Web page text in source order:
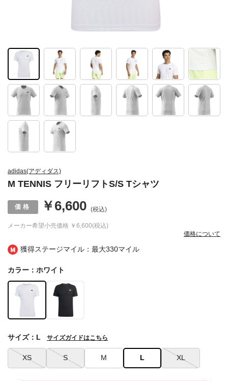
獲得ステージマイル：最大330マイル
adidas(アディダス)
M TENNIS フリーリフトS/S Tシャツ
メーカー希望小売価格 ￥6,600(税込)
￥6,600 (税込)
価格について
カラー：ホワイト
XS S M L XL
サイズ：L サイズガイドはこちら